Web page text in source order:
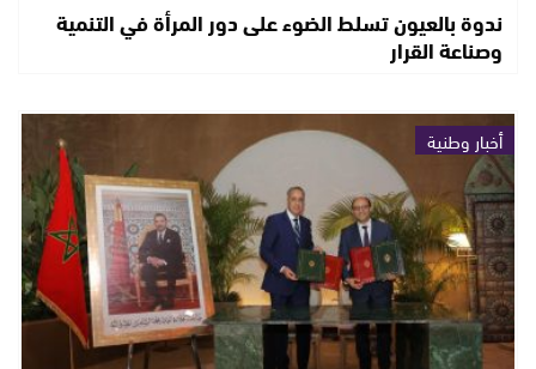
ندوة بالعيون تسلط الضوء على دور المرأة في التنمية
وصناعة القرار
أخبار وطنية